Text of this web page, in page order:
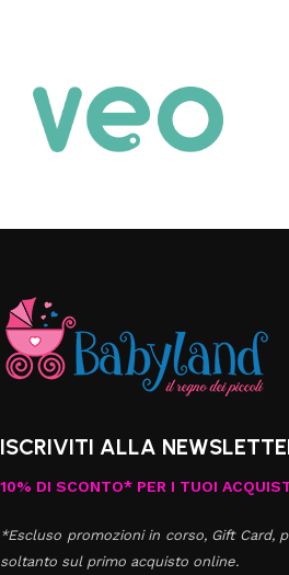
ISCRIVITI ALLA
10% DI SCONTO* PER I TUOI
*Escluso promozioni in corso, Gift Card,
soltanto sul primo acquisto online.